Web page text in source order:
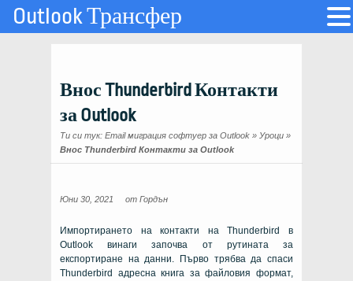
Внос Thunderbird Контакти
за Outlook
Ти си тук: Email миграция софтуер за Outlook » Уроци »
Внос Thunderbird Контакти за Outlook
Юни 30, 2021 от Гордън
Импортирането на контакти на Thunderbird в
Outlook винаги започва от рутината за
експортиране на данни. Първо трябва да спаси
Thunderbird адресна книга за файловия формат,
Outlook Трансфер